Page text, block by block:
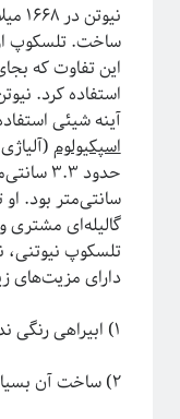
خرافات
درباره دانشمندان
دوره دکتری
رادیوفیزیک
روایتگری در علم
ریاضی
زندگی علمی
سایر
سخن اندیشمندان
سیستم‌های پیچیده
سینما
شبکه‌های پیچیده
علوم اعصاب
ساخت. تلسکوپ
این تفاوت که
استفاده کرد.
آینه شیئی
اسپکیولوم
سانتی‌متر بود.
گالیله‌ای مشتری
تلسکوپ
دارای مزیت‌های
۱) ابیراهی رنگی نداشت.
۲) ساخت آن بسیار آسان‌تر بود.